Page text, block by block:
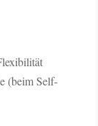
(beim Self-